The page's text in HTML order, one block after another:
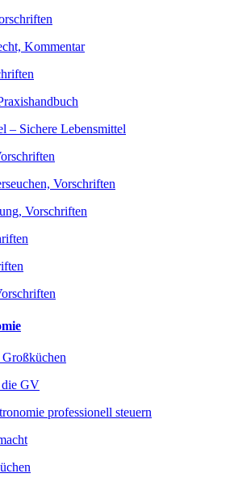
Kommentar
– Sichere Lebensmittel
Vorschriften
Vorschriften
die GV
professionell steuern